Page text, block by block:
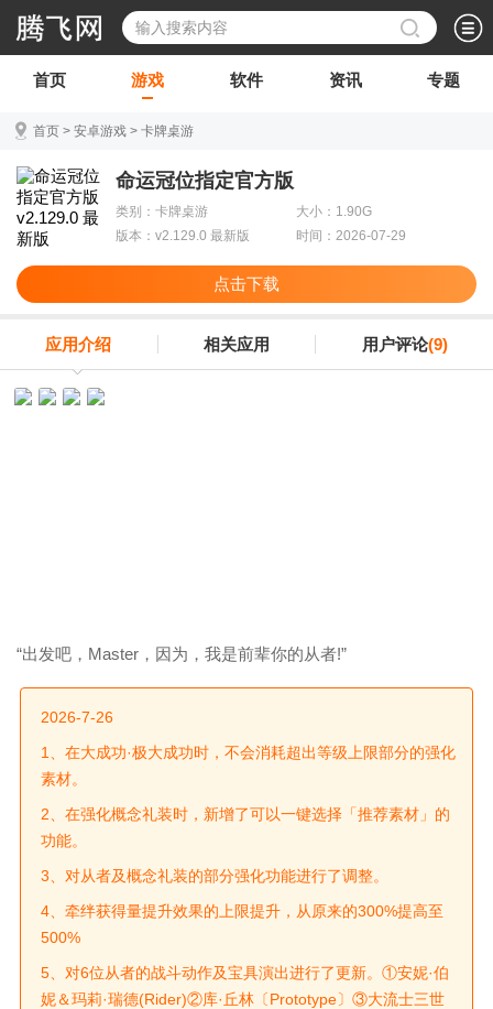
首页 游戏 软件 资讯 专题
首页 > 安卓游戏 > 卡牌桌游
命运冠位指定官方版
类别：卡牌桌游
大小：1.90G
版本：v2.129.0 最新版
时间：2026-07-29
点击下载
应用介绍 相关应用 用户评论(9)
“出发吧，Master，因为，我是前辈你的从者!”
2026-7-26
1、在大成功·极大成功时，不会消耗超出等级上限部分的强化
素材。
2、在强化概念礼装时，新增了可以一键选择「推荐素材」的
功能。
3、对从者及概念礼装的部分强化功能进行了调整。
4、牵绊获得量提升效果的上限提升，从原来的300%提高至
500%
5、对6位从者的战斗动作及宝具演出进行了更新。①安妮·伯
妮＆玛莉·瑞德(Rider)②库·丘林〔Prototype〕③大流士三世